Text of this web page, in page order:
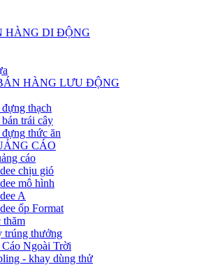
HÀNG DI ĐỘNG
HÀNG LƯU ĐỘNG
thạch
trái cây
thức ăn
CÁO
cáo
chịu gió
mô hình
A
ốp Format
thăm
trúng thưởng
Ngoài Trời
- khay dùng thử